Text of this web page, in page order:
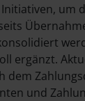
um
ergänzt.
dem
und